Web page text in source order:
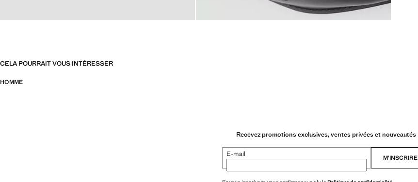
CELA POURRAIT VOUS INTÉRESSER
HOMME
Recevez promotions exclusives, ventes privées et nouveautés
E-mail M’INSCRIRE